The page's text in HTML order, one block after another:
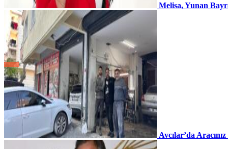
Melisa, Yunan
Avcılar’da